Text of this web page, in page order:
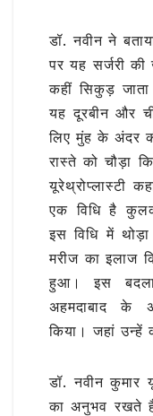
डॉ. नवीन ने
पर यह सर्जरी
कहीं सिकुड़
यह दूरबीन और
लिए मुंह के अंदर
रास्ते को चौड़ा
यूरेथ्रोप्लास्टी
एक विधि है
इस विधि में
मरीज का इलाज
हुआ। इस
अहमदाबाद के
किया। जहां उन्हें
डॉ. नवीन
का अनुभव रखते